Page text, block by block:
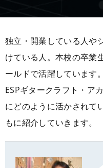
よくある質問
就職進路指導 就
イベント 学生作
アーティストメッセ
コラム GCAの人
各校紹介
東京校
大阪校
オープンキャ
独立・開業している人や
けている人。本校の卒業
ールドで活躍しています。
ESPギタークラフト・ア
にどのように活かされて
もに紹介していきます。